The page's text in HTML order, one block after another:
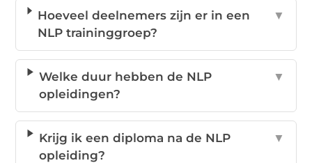
Hoeveel deelnemers zijn er in een
NLP traininggroep?
▼
Welke duur hebben de NLP
opleidingen?
▼
Krijg ik een diploma na de NLP
opleiding?
▼